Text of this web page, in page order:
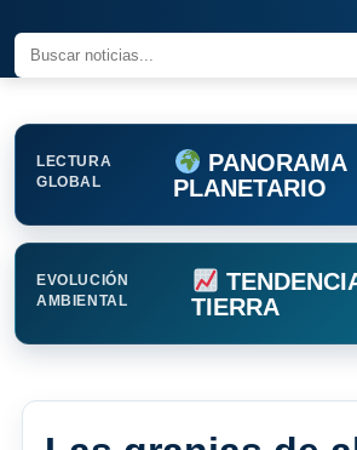
LECTURA
GLOBAL
PANORAMA
PLANETARIO
EVOLUCIÓN
AMBIENTAL
TIERRA